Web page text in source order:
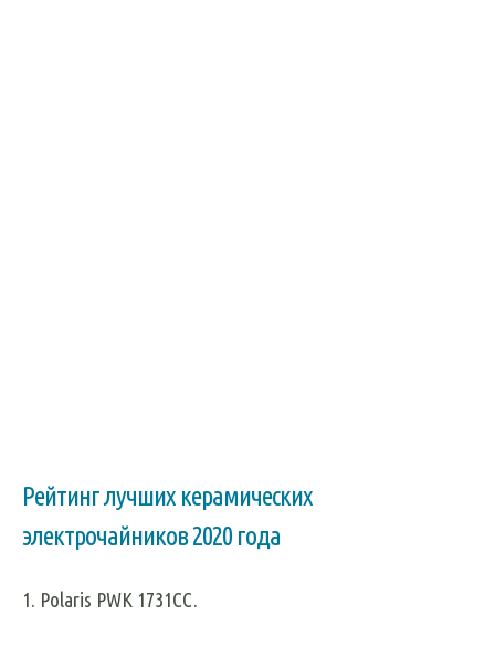
Рейтинг лучших керамических
электрочайников 2020 года
1. Polaris PWK 1731CC.